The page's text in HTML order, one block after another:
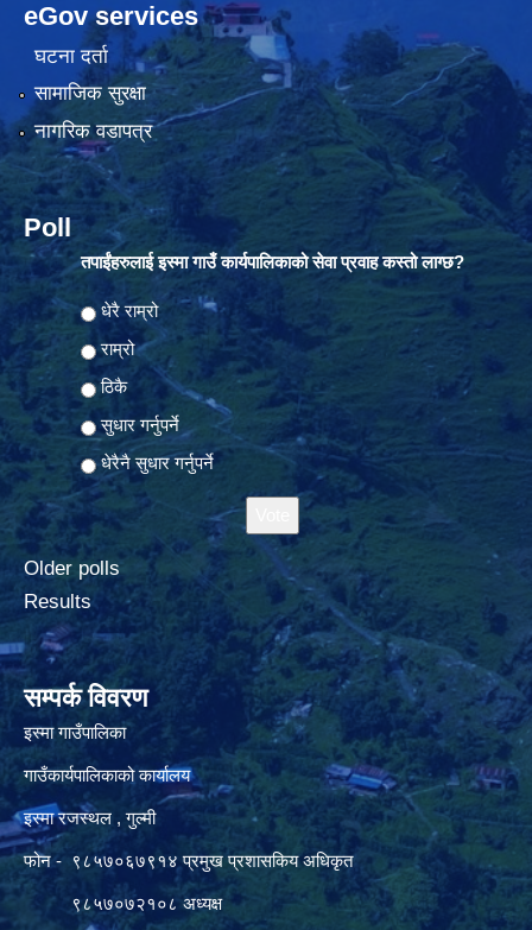
eGov services
घटना दर्ता
सामाजिक सुरक्षा
नागरिक वडापत्र
Poll
तपाईंहरुलाई इस्मा गाउँ कार्यपालिकाको सेवा प्रवाह कस्तो लाग्छ?
Choices
धेरै राम्रो
राम्रो
ठिकै
सुधार गर्नुपर्ने
धेरैनै सुधार गर्नुपर्ने
Older polls
Results
सम्पर्क विवरण
इस्मा गाउँपालिका
गाउँकार्यपालिकाको कार्यालय
इस्मा रजस्थल , गुल्मी
फोन - ९८५७०६७९१४ प्रमुख प्रशासकिय अधिकृत
९८५७०७२१०८ अध्यक्ष